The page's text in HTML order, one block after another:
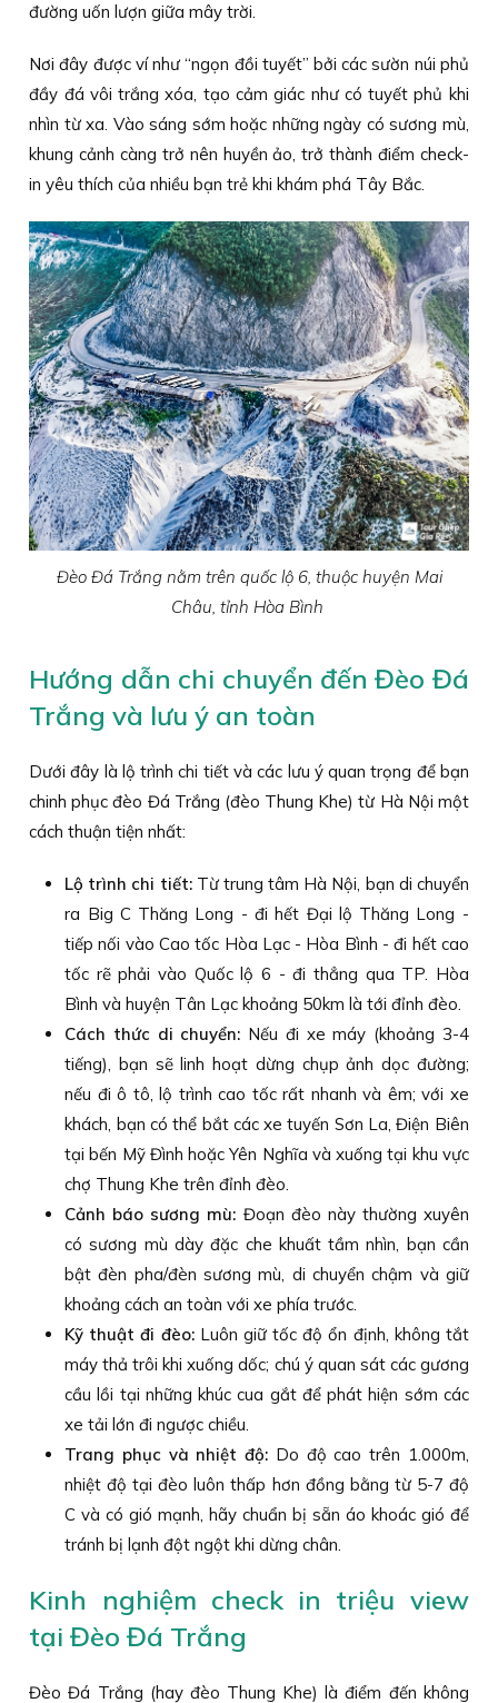
đường uốn lượn giữa mây trời.
Nơi đây được ví như “ngọn đồi tuyết” bởi các sườn núi phủ
đầy đá vôi trắng xóa, tạo cảm giác như có tuyết phủ khi
nhìn từ xa. Vào sáng sớm hoặc những ngày có sương mù,
khung cảnh càng trở nên huyền ảo, trở thành điểm check-
in yêu thích của nhiều bạn trẻ khi khám phá Tây Bắc.
Đèo Đá Trắng nằm trên quốc lộ 6, thuộc huyện Mai
Châu, tỉnh Hòa Bình
Hướng dẫn chi chuyển đến Đèo Đá
Trắng và lưu ý an toàn
Dưới đây là lộ trình chi tiết và các lưu ý quan trọng để bạn
chinh phục đèo Đá Trắng (đèo Thung Khe) từ Hà Nội một
cách thuận tiện nhất:
Lộ trình chi tiết:Từ trung tâm Hà Nội, bạn di chuyển
ra Big C Thăng Long - đi hết Đại lộ Thăng Long -
tiếp nối vào Cao tốc Hòa Lạc - Hòa Bình - đi hết cao
tốc rẽ phải vào Quốc lộ 6 - đi thẳng qua TP. Hòa
Bình và huyện Tân Lạc khoảng 50km là tới đỉnh đèo.
Cách thức di chuyển: Nếu đi xe máy (khoảng 3-4
tiếng), bạn sẽ linh hoạt dừng chụp ảnh dọc đường;
nếu đi ô tô, lộ trình cao tốc rất nhanh và êm; với xe
khách, bạn có thể bắt các xe tuyến Sơn La, Điện Biên
tại bến Mỹ Đình hoặc Yên Nghĩa và xuống tại khu vực
chợ Thung Khe trên đỉnh đèo.
Cảnh báo sương mù: Đoạn đèo này thường xuyên
có sương mù dày đặc che khuất tầm nhìn, bạn cần
bật đèn pha/đèn sương mù, di chuyển chậm và giữ
khoảng cách an toàn với xe phía trước.
Kỹ thuật đi đèo:Luôn giữ tốc độ ổn định, không tắt
máy thả trôi khi xuống dốc; chú ý quan sát các gương
cầu lồi tại những khúc cua gắt để phát hiện sớm các
xe tải lớn đi ngược chiều.
Trang phục và nhiệt độ: Do độ cao trên 1.000m,
nhiệt độ tại đèo luôn thấp hơn đồng bằng từ 5-7 độ
C và có gió mạnh, hãy chuẩn bị sẵn áo khoác gió để
tránh bị lạnh đột ngột khi dừng chân.
Kinh nghiệm check in triệu view
tại Đèo Đá Trắng
Đèo Đá Trắng (hay đèo Thung Khe) là điểm đến không